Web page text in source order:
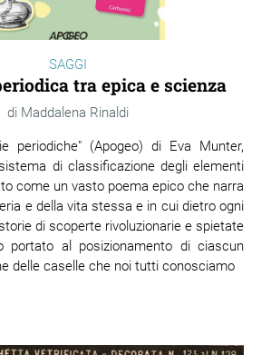
SAGGI
tra epica e scienza
Maddalena Rinaldi
periodiche" (Apogeo) di Eva Munter,
di classificazione degli elementi
come un vasto poema epico che narra
e della vita stessa e in cui dietro ogni
di scoperte rivoluzionarie e spietate
portato al posizionamento di ciascun
delle caselle che noi tutti conosciamo